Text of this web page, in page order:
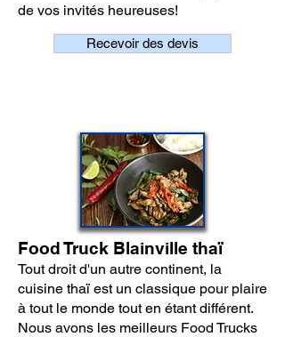
de vos invités heureuses!
Recevoir des devis
Food Truck Blainville thaï
Tout droit d'un autre continent, la
cuisine thaï est un classique pour plaire
à tout le monde tout en étant différent.
Nous avons les meilleurs Food Trucks